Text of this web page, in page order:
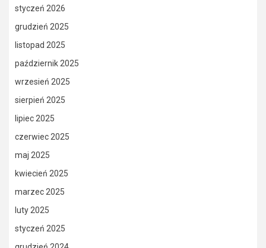
styczeń 2026
grudzień 2025
listopad 2025
październik 2025
wrzesień 2025
sierpień 2025
lipiec 2025
czerwiec 2025
maj 2025
kwiecień 2025
marzec 2025
luty 2025
styczeń 2025